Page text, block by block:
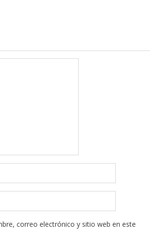
correo electrónico y sitio web en este